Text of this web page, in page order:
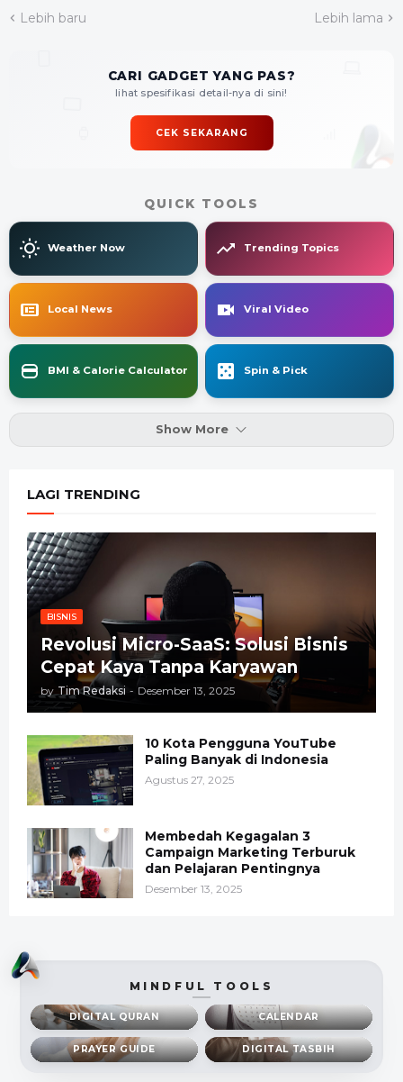
Lebih baru Lebih lama
CARI GADGET YANG PAS?
lihat spesifikasi detail-nya di sini!
CEK SEKARANG
QUICK TOOLS
Weather Now Trending Topics
Local News Viral Video
BMI & Calorie Calculator Spin & Pick
Show More
LAGI TRENDING
BISNIS
Revolusi Micro-SaaS: Solusi Bisnis
Cepat Kaya Tanpa Karyawan
by Tim Redaksi - Desember 13, 2025
10 Kota Pengguna YouTube
Paling Banyak di Indonesia
Agustus 27, 2025
Membedah Kegagalan 3
Campaign Marketing Terburuk
dan Pelajaran Pentingnya
Desember 13, 2025
MINDFUL TOOLS
DIGITAL QURAN CALENDAR
PRAYER GUIDE DIGITAL TASBIH